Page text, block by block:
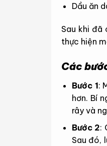
Dầu ăn
Sau khi đã
thực hiện
Các
Bước 1:
hơn. Bí
rây và
Bước 2:
Sau đó,